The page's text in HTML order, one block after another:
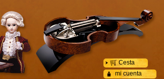
mi cuenta
Cesta